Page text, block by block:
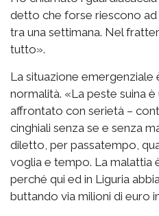
detto che forse riescono
tra una settimana. Nel
tutto».
La situazione emergenziale
normalità. «La peste suina
affrontato con serietà –
cinghiali senza se e senza
diletto, per passatempo,
voglia e tempo. La malattia
perché qui ed in Liguria
buttando via milioni di euro